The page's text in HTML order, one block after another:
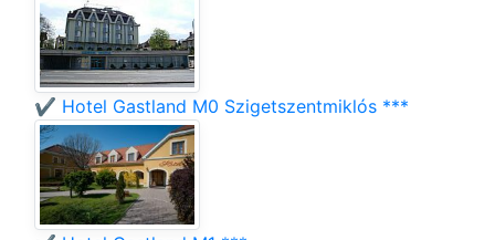
✔️ Hotel Gastland M0 Szigetszentmiklós ***